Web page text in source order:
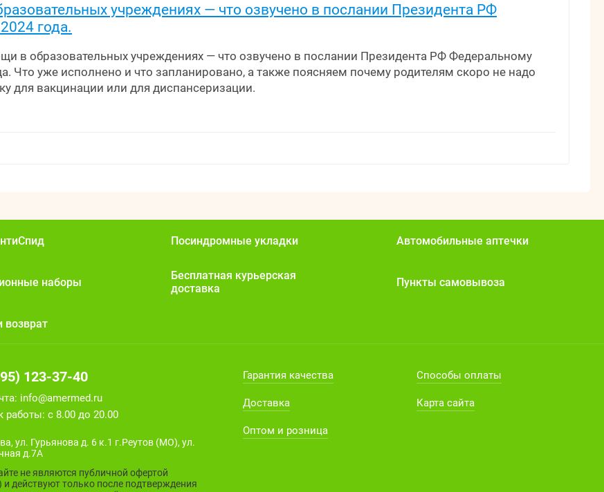
учреждениях — что озвучено в послании Президента РФ
года.
в образовательных учреждениях — что озвучено в послании Президента РФ Федеральному
Что уже исполнено и что запланировано, а также поясняем почему родителям скоро не надо
для вакцинации или для диспансеризации.
Посиндромные укладки Автомобильные аптечки
наборы
Бесплатная курьерская
доставка
Пункты самовывоза
возврат
123-37-40
info@amermed.ru
работы: с 8.00 до 20.00
ул. Гурьянова д. 6 к.1 г.Реутов (МО), ул.
д.7А
не являются публичной офертой
действуют только после подтверждения
Гарантия качества Способы оплаты
Доставка Карта сайта
Оптом и розница